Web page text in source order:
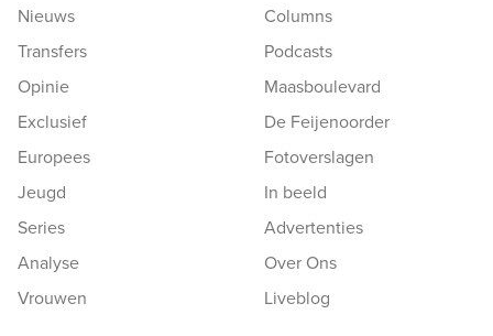
Nieuws
Transfers
Opinie
Exclusief
Europees
Jeugd
Series
Analyse
Vrouwen
Columns
Podcasts
Maasboulevard
De Feijenoorder
Fotoverslagen
In beeld
Advertenties
Over Ons
Liveblog